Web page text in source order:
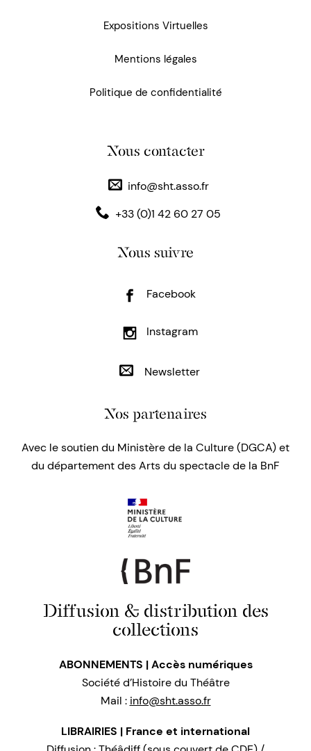
Expositions Virtuelles
Mentions légales
Politique de confidentialité
Nous contacter
info@sht.asso.fr
+33 (0)1 42 60 27 05
Nous suivre
Facebook
Instagram
Newsletter
Nos partenaires
Avec le soutien du Ministère de la Culture (DGCA) et
du département des Arts du spectacle de la BnF
Diffusion & distribution des
collections
ABONNEMENTS | Accès numériques
Société d’Histoire du Théâtre
Mail : info@sht.asso.fr
LIBRAIRIES | France et international